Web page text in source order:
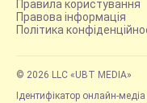
Правила користування
Правова інформація
Політика
© 2026 LLC «UBT MEDIA»
Ідентифікатор онлайн-